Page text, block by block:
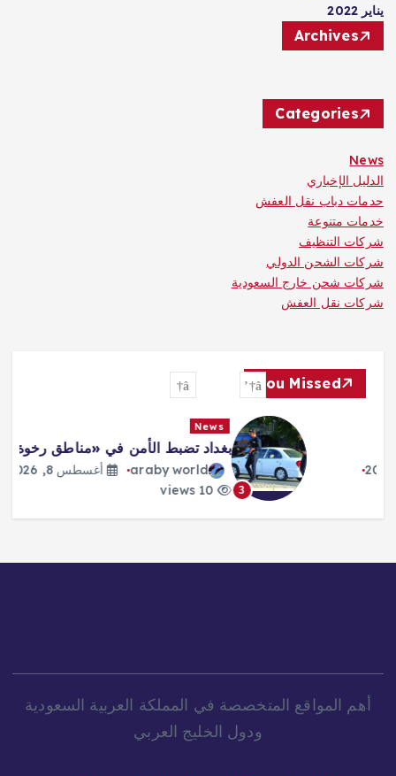
يناير 2022
Archives
Categories
News
الدليل الإخباري
حدمات دباب نقل العفش
خدمات متنوعة
شركات التنظيف
شركات الشحن الدولي
شركات شحن خارج السعودية
شركات نقل العفش
You Missed
3
News
بغداد تضبط الأمن في «مناطق رخوة»
araby world
أغسطس 8, 2026
10 views
أهم المواقع المتخصصة في المملكة العربية السعودية
ودول الخليج العربي